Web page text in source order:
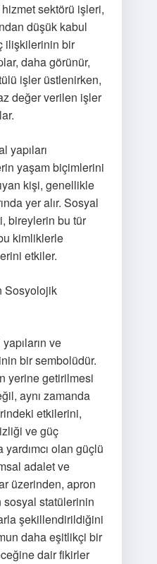
sektörü işleri,
düşük kabul
ilişkilerinin bir
daha görünür,
işler üstlenirken,
değer verilen işler
yapıları
yaşam biçimlerini
kişi, genellikle
yer alır. Sosyal
bireylerin bu tür
kimliklerle
etkiler.
Sosyolojik
ve
bir sembolüdür.
yerine getirilmesi
aynı zamanda
etkilerini,
ve güç
olan güçlü
adalet ve
üzerinden, apron
sosyal statülerinin
şekillendirildiğini
daha eşitlikçi bir
dair fikirler